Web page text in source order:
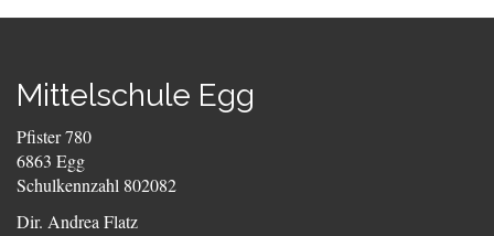
Mittelschule Egg
Pfister 780
6863 Egg
Schulkennzahl 802082
Dir. Andrea Flatz